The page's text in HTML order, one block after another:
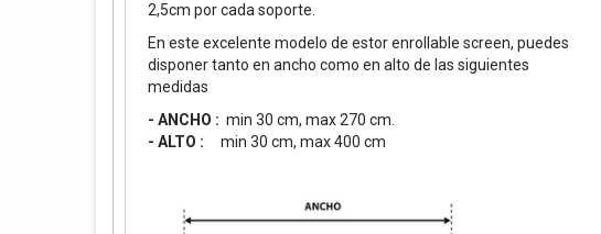
2,5cm por cada soporte.
En este excelente modelo de estor enrollable screen, puedes
disponer tanto en ancho como en alto de las siguientes
medidas
- ANCHO : min 30 cm, max 270 cm.
- ALTO :
min 30 cm, max 400 cm